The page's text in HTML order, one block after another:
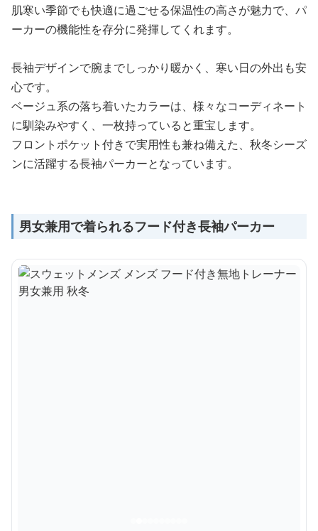
肌寒い季節でも快適に過ごせる保温性の高さが魅力で、パ
ーカーの機能性を存分に発揮してくれます。
長袖デザインで腕までしっかり暖かく、寒い日の外出も安
心です。
ベージュ系の落ち着いたカラーは、様々なコーディネート
に馴染みやすく、一枚持っていると重宝します。
フロントポケット付きで実用性も兼ね備えた、秋冬シーズ
ンに活躍する長袖パーカーとなっています。
男女兼用で着られるフード付き長袖パーカー